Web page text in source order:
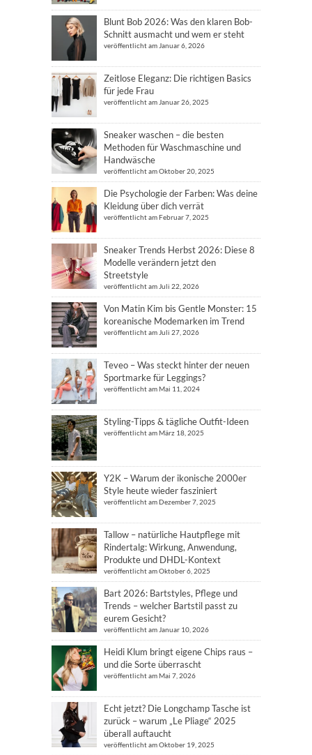
Blunt Bob 2026: Was den klaren Bob-
Schnitt ausmacht und wem er steht
veröffentlicht am Januar 6, 2026
Zeitlose Eleganz: Die richtigen Basics
für jede Frau
veröffentlicht am Januar 26, 2025
Sneaker waschen – die besten
Methoden für Waschmaschine und
Handwäsche
veröffentlicht am Oktober 20, 2025
Die Psychologie der Farben: Was deine
Kleidung über dich verrät
veröffentlicht am Februar 7, 2025
Sneaker Trends Herbst 2026: Diese 8
Modelle verändern jetzt den
Streetstyle
veröffentlicht am Juli 22, 2026
Von Matin Kim bis Gentle Monster: 15
koreanische Modemarken im Trend
veröffentlicht am Juli 27, 2026
Teveo – Was steckt hinter der neuen
Sportmarke für Leggings?
veröffentlicht am Mai 11, 2024
Styling-Tipps & tägliche Outfit-Ideen
veröffentlicht am März 18, 2025
Y2K – Warum der ikonische 2000er
Style heute wieder fasziniert
veröffentlicht am Dezember 7, 2025
Tallow – natürliche Hautpflege mit
Rindertalg: Wirkung, Anwendung,
Produkte und DHDL-Kontext
veröffentlicht am Oktober 6, 2025
Bart 2026: Bartstyles, Pflege und
Trends – welcher Bartstil passt zu
eurem Gesicht?
veröffentlicht am Januar 10, 2026
Heidi Klum bringt eigene Chips raus –
und die Sorte überrascht
veröffentlicht am Mai 7, 2026
Echt jetzt? Die Longchamp Tasche ist
zurück – warum „Le Pliage“ 2025
überall auftaucht
veröffentlicht am Oktober 19, 2025